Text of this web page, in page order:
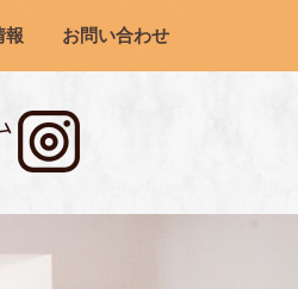
報 お問い合わせ